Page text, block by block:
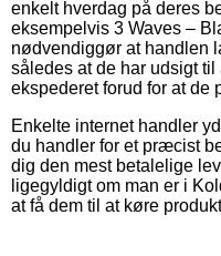
enkelt hverdag på deres
eksempelvis 3 Waves –
nødvendiggør at handlen
således at de har udsigt
ekspederet forud for at de
Enkelte internet handler
du handler for et præcist
dig den mest betalelige
ligegyldigt om man er i
at få dem til at køre